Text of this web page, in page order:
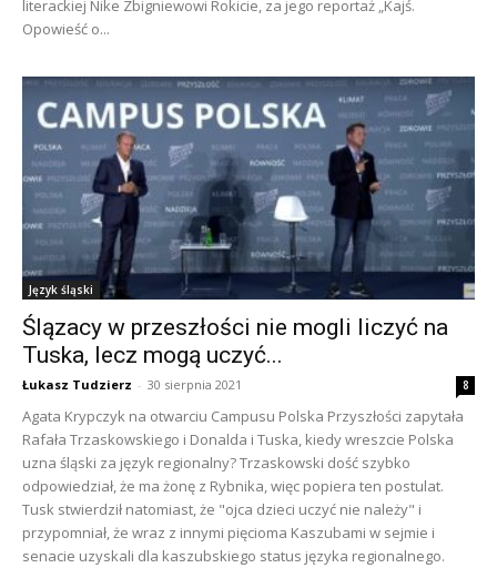
literackiej Nike Zbigniewowi Rokicie, za jego reportaż „Kajś.
Opowieść o...
Język śląski
Ślązacy w przeszłości nie mogli liczyć na
Tuska, lecz mogą uczyć...
Łukasz Tudzierz - 30 sierpnia 2021 8
Agata Krypczyk na otwarciu Campusu Polska Przyszłości zapytała
Rafała Trzaskowskiego i Donalda i Tuska, kiedy wreszcie Polska
uzna śląski za język regionalny? Trzaskowski dość szybko
odpowiedział, że ma żonę z Rybnika, więc popiera ten postulat.
Tusk stwierdził natomiast, że "ojca dzieci uczyć nie należy" i
przypomniał, że wraz z innymi pięcioma Kaszubami w sejmie i
senacie uzyskali dla kaszubskiego status języka regionalnego.